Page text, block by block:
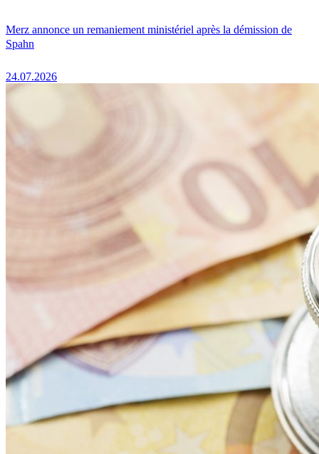
Merz annonce un remaniement ministériel après la démission de
Spahn
24.07.2026